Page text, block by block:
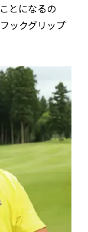
とになるの
ックグリップ